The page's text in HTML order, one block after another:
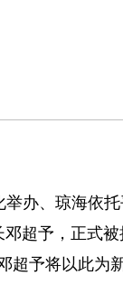
办、琼海依
超予，正式
超予将以此为